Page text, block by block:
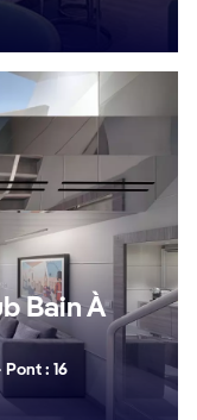
Bain À
Pont : 16